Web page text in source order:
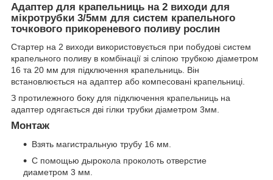
Адаптер для крапельниць на 2 виходи для
мікротрубки 3/5мм для систем крапельного
точкового прикореневого поливу рослин
Стартер на 2 виходи використовується при побудові систем
крапельного поливу в комбінації зі сліпою трубкою діаметром
16 та 20 мм для підключення крапельниць. Він
встановлюється на адаптер або компесовані крапельниці.
З протилежного боку для підключення крапельниць на
адаптер одягається дві гілки трубки діаметром 3мм.
Монтаж
Взять магистральную трубу 16 мм.
С помощью дырокола проколоть отверстие
диаметром 3 мм.